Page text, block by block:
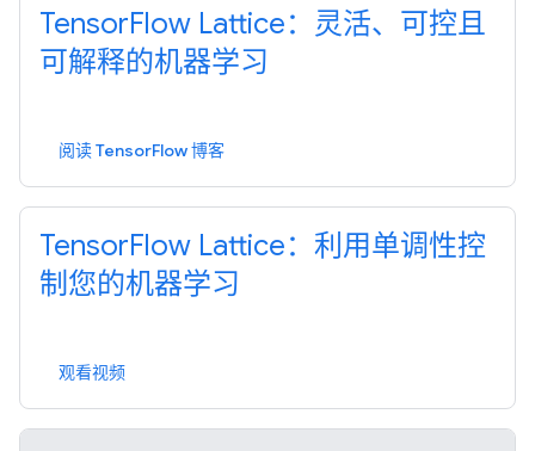
TensorFlow Lattice：灵活、可控且
可解释的机器学习
阅读 TensorFlow 博客
TensorFlow Lattice：利用单调性控
制您的机器学习
观看视频